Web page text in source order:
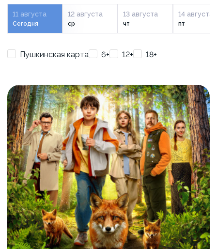
11 августа
Сегодня
12 августа
ср
13 августа
чт
14 августа
пт
Пушкинская карта 6+ 12+ 18+